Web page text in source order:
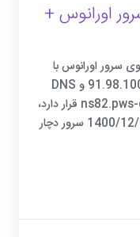
اورانوس +
سرور اورانوس با
آی پی های 91.98.100.194 و 91.98.100.195 و DNS
های ns81.pws-dns.net و ns82.pws-dns.net قرار دارد،
می رساند که از ساعت 22:30 مورخه 1400/12/08 سرور دچار